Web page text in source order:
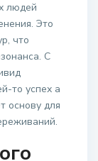
людей
Это
что
С
то успех а
основу для